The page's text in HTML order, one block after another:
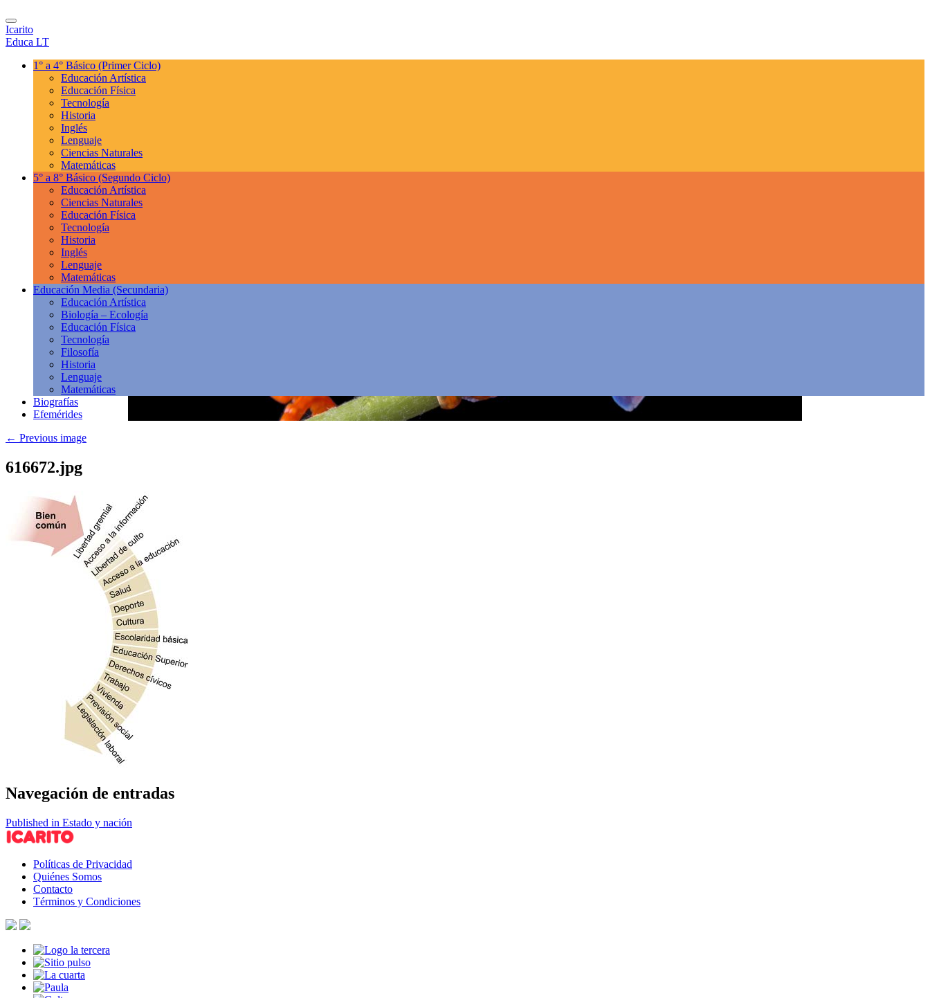
Icarito
Educa LT
1° a 4° Básico (Primer Ciclo)
Educación Artística
Educación Física
Tecnología
Historia
Inglés
Lenguaje
Ciencias Naturales
Matemáticas
5° a 8° Básico (Segundo Ciclo)
Educación Artística
Ciencias Naturales
Educación Física
Tecnología
Historia
Inglés
Lenguaje
Matemáticas
Educación Media (Secundaria)
Educación Artística
Biología – Ecología
Educación Física
Tecnología
Filosofía
Historia
Lenguaje
Matemáticas
Biografías
Efemérides
← Previous image
616672.jpg
Navegación de entradas
Published in Estado y nación
Políticas de Privacidad
Quiénes Somos
Contacto
Términos y Condiciones